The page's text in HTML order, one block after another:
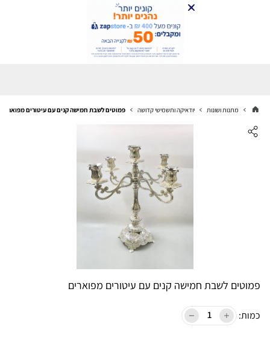
מתנות ושונות יודאיקה ותשמישי קדושה פמוטים לשבת חמישה קנים עם עיטורים מפוארים
פמוטים לשבת חמישה קנים עם עיטורים מפוארים
כמות: